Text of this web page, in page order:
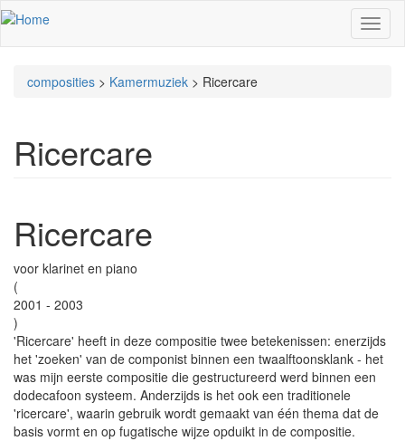
Overslaan en naar de inhoud gaan
U bent hier
composities > Kamermuziek > Ricercare
Ricercare
Ricercare
voor klarinet en piano
(
2001 - 2003
)
'Ricercare' heeft in deze compositie twee betekenissen: enerzijds
het 'zoeken' van de componist binnen een twaalftoonsklank - het
was mijn eerste compositie die gestructureerd werd binnen een
dodecafoon systeem. Anderzijds is het ook een traditionele
'ricercare', waarin gebruik wordt gemaakt van één thema dat de
basis vormt en op fugatische wijze opduikt in de compositie.